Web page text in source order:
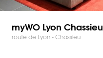
myWO Lyon Chassieu
route de Lyon - Chassieu